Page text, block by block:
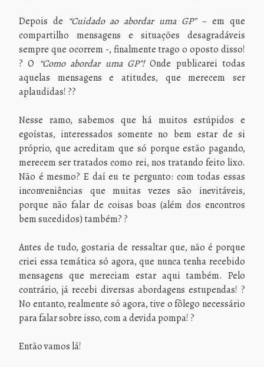
Depois de “Cuidado ao abordar uma GP” –em que
compartilho mensagens e situações desagradáveis
sempre que ocorrem -, finalmente trago o oposto disso!
? O “Como abordar uma GP”!Onde publicarei todas
aquelas mensagens e atitudes, que merecem ser
aplaudidas! ??
Nesse ramo, sabemos que há muitos estúpidos e
egoístas, interessados somente no bem estar de si
próprio, que acreditam que só porque estão pagando,
merecem ser tratados como rei, nos tratando feito lixo.
Não é mesmo? E daí eu te pergunto: com todas essas
inconveniências que muitas vezes são inevitáveis,
porque não falar de coisas boas (além dos encontros
bem sucedidos) também? ?
Antes de tudo, gostaria de ressaltar que, não é porque
criei essa temática só agora, que nunca tenha recebido
mensagens que mereciam estar aqui também. Pelo
contrário, já recebi diversas abordagens estupendas! ?
No entanto, realmente só agora, tive o fôlego necessário
para falar sobre isso, com a devida pompa! ?
Então vamos lá!